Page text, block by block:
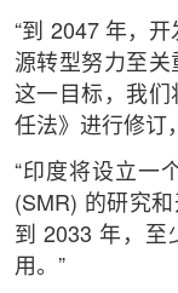
“到 2047 年，
源转型努力至
这一目标，我们
任法》进行修订
“印度将设立一
(SMR) 的研究
到 2033 年，至
用。”